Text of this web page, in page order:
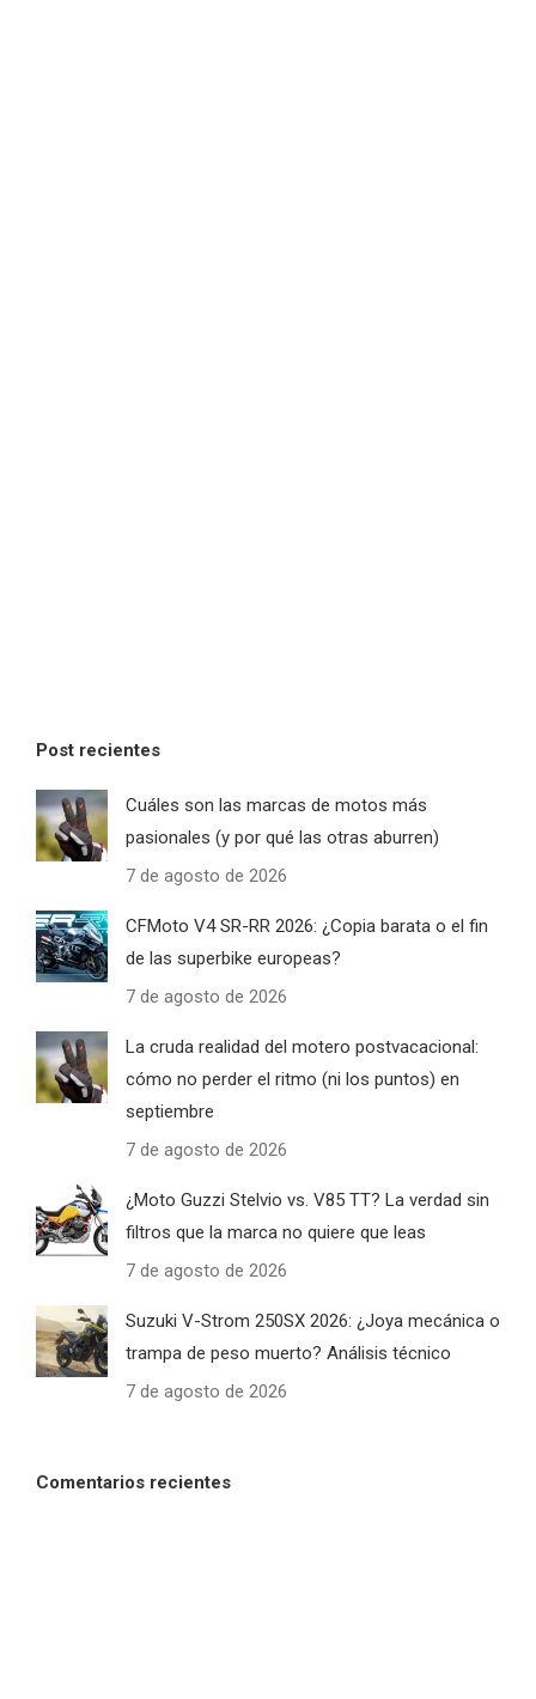
Post recientes
Cuáles son las marcas de motos más
pasionales (y por qué las otras aburren)
7 de agosto de 2026
CFMoto V4 SR-RR 2026: ¿Copia barata o el fin
de las superbike europeas?
7 de agosto de 2026
La cruda realidad del motero postvacacional:
cómo no perder el ritmo (ni los puntos) en
septiembre
7 de agosto de 2026
¿Moto Guzzi Stelvio vs. V85 TT? La verdad sin
filtros que la marca no quiere que leas
7 de agosto de 2026
Suzuki V-Strom 250SX 2026: ¿Joya mecánica o
trampa de peso muerto? Análisis técnico
7 de agosto de 2026
Comentarios recientes